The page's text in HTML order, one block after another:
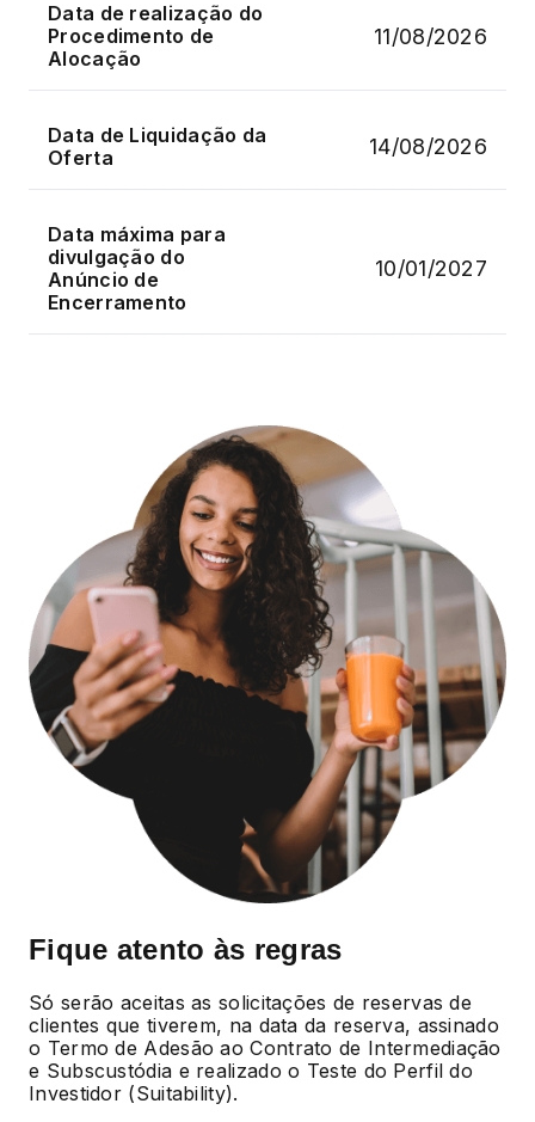
Data de realização do
Procedimento de
Alocação
11/08/2026
Data de Liquidação da
Oferta
14/08/2026
Data máxima para
divulgação do
Anúncio de
Encerramento
10/01/2027
Fique atento às regras
Só serão aceitas as solicitações de reservas de
clientes que tiverem, na data da reserva, assinado
o Termo de Adesão ao Contrato de Intermediação
e Subscustódia e realizado o Teste do Perfil do
Investidor (Suitability).